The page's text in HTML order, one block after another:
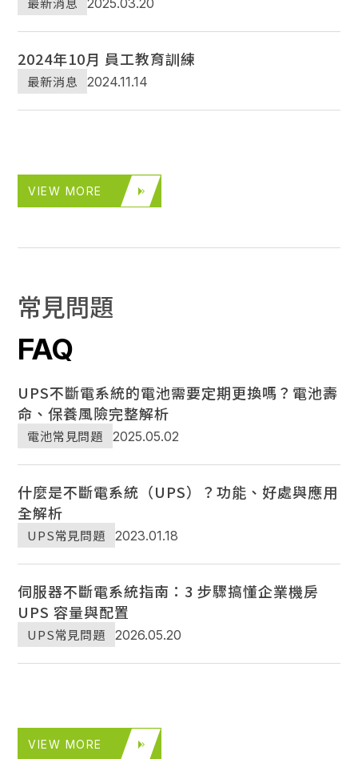
2024年10月 員工教育訓練
最新消息 2024.11.14
VIEW MORE
常見問題
FAQ
UPS不斷電系統的電池需要定期更換嗎？電池壽
命、保養風險完整解析
電池常見問題 2025.05.02
什麼是不斷電系統（UPS）？功能、好處與應用
全解析
UPS常見問題 2023.01.18
伺服器不斷電系統指南：3 步驟搞懂企業機房
UPS 容量與配置
UPS常見問題 2026.05.20
VIEW MORE